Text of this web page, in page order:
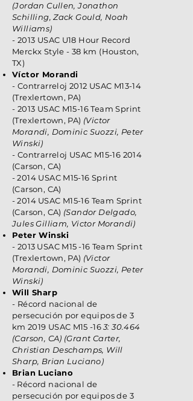
(Jordan Cullen, Jonathon
Schilling, Zack Gould, Noah
Williams)
- 2013 USAC U18 Hour Record
Merckx Style - 38 km (Houston,
TX)
Víctor Morandi
- Contrarreloj 2012 USAC M13-14
(Trexlertown, PA)
- 2013 USAC M15-16 Team Sprint
(Trexlertown, PA) (Victor
Morandi, Dominic Suozzi, Peter
Winski)
- Contrarreloj USAC M15-16 2014
(Carson, CA)
- 2014 USAC M15-16 Sprint
(Carson, CA)
- 2014 USAC M15-16 Team Sprint
(Carson, CA) (Sandor Delgado,
Jules Gilliam, Victor Morandi)
Peter Winski
- 2013 USAC M15 -16 Team Sprint
(Trexlertown, PA) (Victor
Morandi, Dominic Suozzi, Peter
Winski)
Will Sharp
- Récord nacional de
persecución por equipos de 3
km 2019 USAC M15 -163: 30.464
(Carson, CA) (Grant Carter,
Christian Deschamps, Will
Sharp, Brian Luciano)
Brian Luciano
- Récord nacional de
persecución por equipos de 3